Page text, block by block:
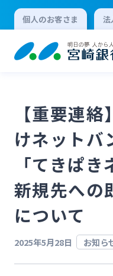
個人のお客さま 法
個人向けイ
法人向けイ
【重要連
けネットバ
「てきぱ
新規先への
について
2025年5月28日 お知ら